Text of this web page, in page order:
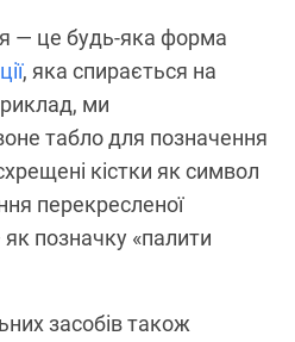
— це будь-яка форма
, яка спирається на
ми
табло для позначення
кістки як символ
перекресленої
позначку «палити
засобів також